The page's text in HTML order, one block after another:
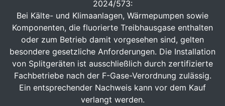
2024/573:
Bei Kälte- und Klimaanlagen, Wärmepumpen sowie
Komponenten, die fluorierte Treibhausgase enthalten
oder zum Betrieb damit vorgesehen sind, gelten
besondere gesetzliche Anforderungen. Die Installation
von Splitgeräten ist ausschließlich durch zertifizierte
Fachbetriebe nach der F-Gase-Verordnung zulässig.
Ein entsprechender Nachweis kann vor dem Kauf
verlangt werden.